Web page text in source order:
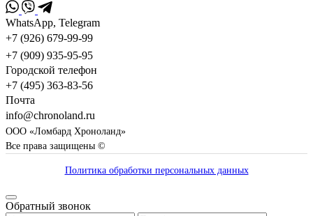
WhatsApp, Telegram
+7 (926) 679-99-99
+7 (909) 935-95-95
Городской телефон
+7 (495) 363-83-56
Почта
info@chronoland.ru
ООО «Ломбард Хроноланд»
Все права защищены ©
Политика обработки персональных данных
Обратный звонок